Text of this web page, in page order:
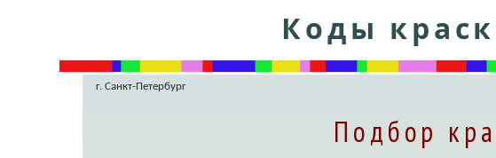
Коды
г. Санкт-Петербург
Подбор